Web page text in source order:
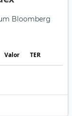
Bloomberg
Valor TER